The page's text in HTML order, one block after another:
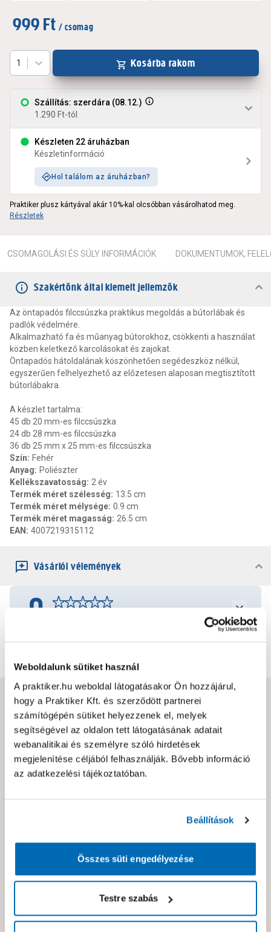
Weboldalunk sütiket használ
A praktiker.hu weboldal látogatásakor Ön hozzájárul,
hogy a Praktiker Kft. és szerződött partnerei
számítógépén sütiket helyezzenek el, melyek
segítségével az oldalon tett látogatásának adatait
webanalitikai és személyre szóló hirdetések
megjelenítése céljából felhasználják. Bővebb információ
az adatkezelési tájékoztatóban.
Beállítások
Összes süti engedélyezése
Testre szabás
999 Ft / csomag
Szállítás: szerdára (08.12.)
1.290 Ft-tól
Készleten 22 áruházban
Készletinformáció
Hol találom az áruházban?
1 Kosárba rakom
Praktiker plusz kártyával akár 10%-kal olcsóbban vásárolhatod meg.
Részletek
CSOMAGOLÁSI ÉS SÚLY INFORMÁCIÓK DOKUMENTUMOK,
Szakértőnk által kiemelt jellemzők
Az öntapadós filccsúszka praktikus megoldás a bútorlábak és
padlók védelmére.
Alkalmazható fa és műanyag bútorokhoz, csökkenti a használat
közben keletkező karcolásokat és zajokat.
Öntapadós hátoldalának köszönhetően segédeszköz nélkül,
egyszerűen felhelyezhető az előzetesen alaposan megtisztított
bútorlábakra.
A készlet tartalma:
45 db 20 mm-es filccsúszka
24 db 28 mm-es filccsúszka
36 db 25 mm x 25 mm-es filccsúszka
Szín: Fehér
Anyag: Poliészter
Kellékszavatosság: 2 év
Termék méret szélesség: 13.5 cm
Termék méret mélysége: 0.9 cm
Termék méret magasság: 26.5 cm
EAN : 4007219315112
Vásárlói vélemények
0
Jótállás, szavatosság
Csomagolási és súly információk
Dokumentumok, felelős személy
Hibát találtál az oldalon vagy a termék leírásában?
Neked ajánljuk!